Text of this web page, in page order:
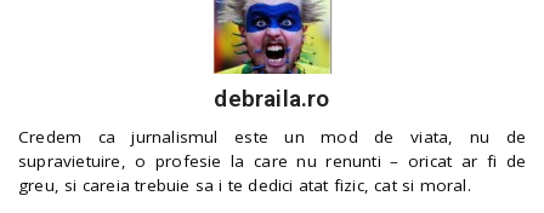
debraila.ro
Credem ca jurnalismul este un mod de viata, nu de
supravietuire, o profesie la care nu renunti – oricat ar fi de
greu, si careia trebuie sa i te dedici atat fizic, cat si moral.